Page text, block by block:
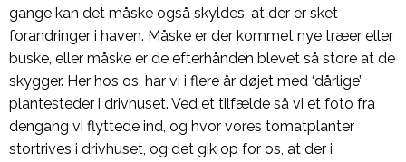
gange kan det måske også skyldes, at der er sket
forandringer i haven. Måske er der kommet nye træer eller
buske, eller måske er de efterhånden blevet så store at de
skygger. Her hos os, har vi i flere år døjet med ‘dårlige’
plantesteder i drivhuset. Ved et tilfælde så vi et foto fra
dengang vi flyttede ind, og hvor vores tomatplanter
stortrives i drivhuset, og det gik op for os, at der i